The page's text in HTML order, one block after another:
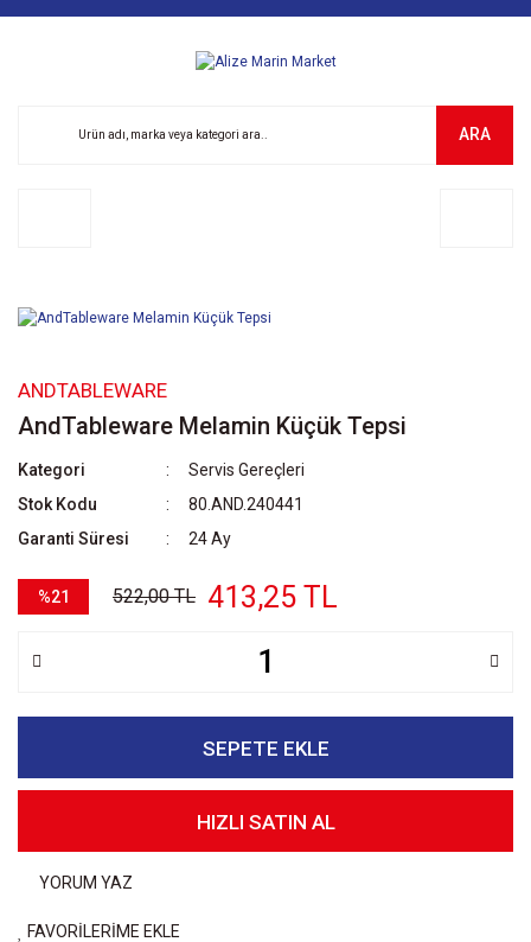
ARA
ANDTABLEWARE
AndTableware Melamin Küçük Tepsi
Kategori
Servis Gereçleri
Stok Kodu
80.AND.240441
Garanti Süresi
24 Ay
%21 522,00 TL 413,25 TL
SEPETE EKLE
HIZLI SATIN AL
YORUM YAZ
FAVORİLERİME EKLE